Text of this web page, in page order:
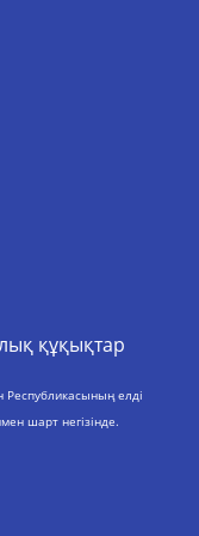
құқықтар
Республикасының елді
шарт негізінде.